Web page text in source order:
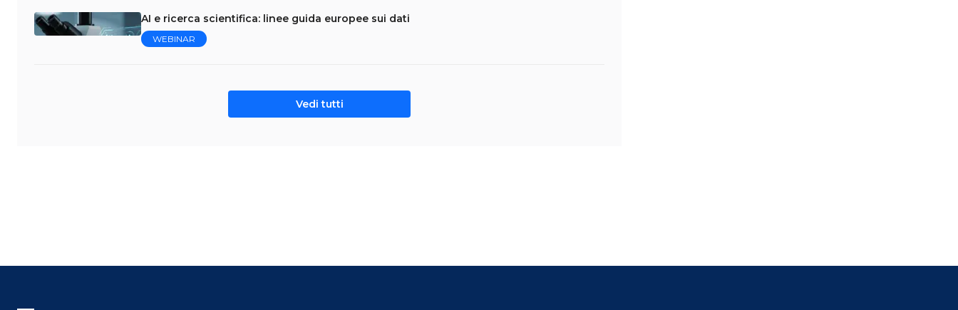
AI e ricerca scientifica: linee guida europee sui dati
WEBINAR
Vedi tutti